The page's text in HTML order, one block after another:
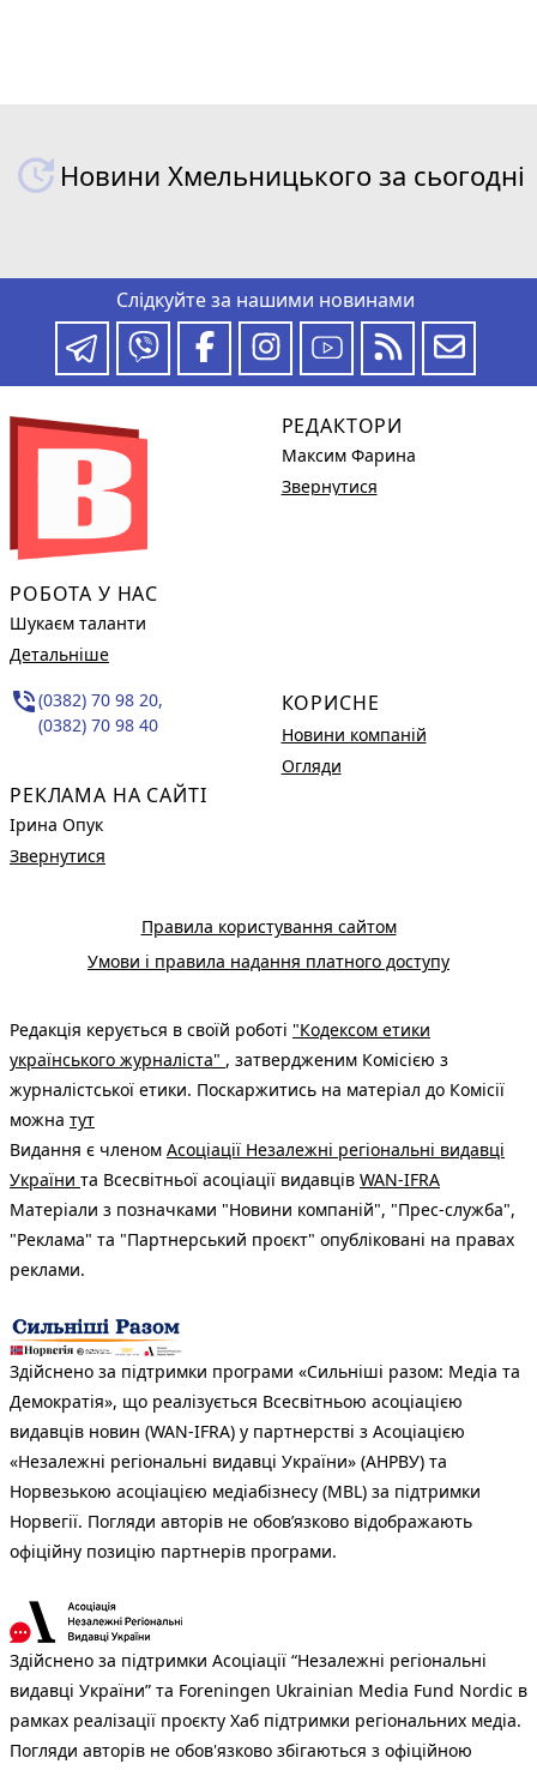
Новини Хмельницького за сьогодні
Слідкуйте за нашими новинами
РОБОТА У НАС
Шукаєм таланти
Детальніше
phone_in_talk(0382) 70 98 20,
(0382) 70 98 40
РЕКЛАМА НА САЙТІ
Ірина Опук
Звернутися
РЕДАКТОРИ
Максим Фарина
Звернутися
КОРИСНЕ
Новини компаній
Огляди
Правила користування сайтом
Умови і правила надання платного доступу
Редакція керується в своїй роботі "Кодексом етики
українського журналіста" , затвердженим Комісією з
журналістської етики. Поскаржитись на матеріал до Комісії
можна тут
Видання є членом Асоціації Незалежні регіональні видавці
України та Всесвітньої асоціації видавців WAN-IFRA
Матеріали з позначками "Новини компаній", "Прес-служба",
"Реклама" та "Партнерський проєкт" опубліковані на правах
реклами.
Здійснено за підтримки програми «Сильніші разом: Медіа та
Демократія», що реалізується Всесвітньою асоціацією
видавців новин (WAN-IFRA) у партнерстві з Асоціацією
«Незалежні регіональні видавці України» (АНРВУ) та
Норвезькою асоціацією медіабізнесу (MBL) за підтримки
Норвегії. Погляди авторів не обов’язково відображають
офіційну позицію партнерів програми.
Здійснено за підтримки Асоціації “Незалежні регіональні
видавці України” та Foreningen Ukrainian Media Fund Nordic в
рамках реалізації проєкту Хаб підтримки регіональних медіа.
Погляди авторів не обов'язково збігаються з офіційною